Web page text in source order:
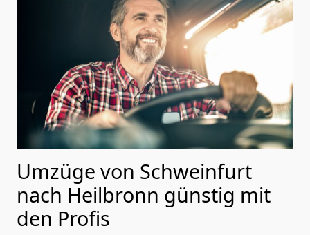
Umzüge von Schweinfurt
nach Heilbronn günstig mit
den Profis